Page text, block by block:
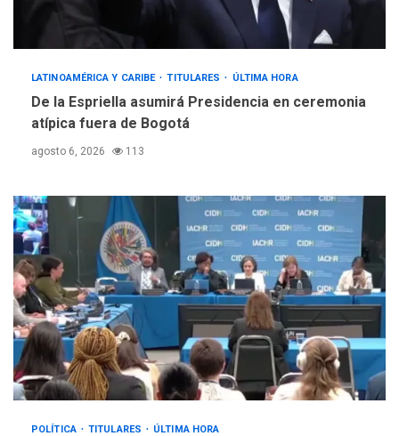
5
TITULARES
ÚLTIMA HORA
Trump vuelve intenta
nuevamente limitar
ciudadanía por nacimiento
LATINOAMÉRICA Y CARIBE TITULARES ÚLTIMA HORA
De la Espriella asumirá Presidencia en ceremonia
atípica fuera de Bogotá
agosto 6, 2026 113
POLÍTICA TITULARES ÚLTIMA HORA